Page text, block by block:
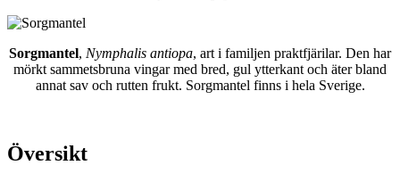
Sorgmantel, Nymphalis antiopa, art i familjen praktfjärilar. Den har
mörkt sammetsbruna vingar med bred, gul ytterkant och äter bland
annat sav och rutten frukt. Sorgmantel finns i hela Sverige.
Översikt